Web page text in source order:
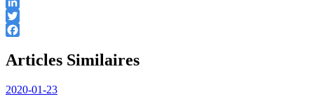
LinkedIn
Twitter
Articles Similaires
2020-01-23